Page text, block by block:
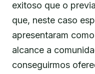
exitoso que o
que, neste caso
apresentaram
alcance a
conseguirmos